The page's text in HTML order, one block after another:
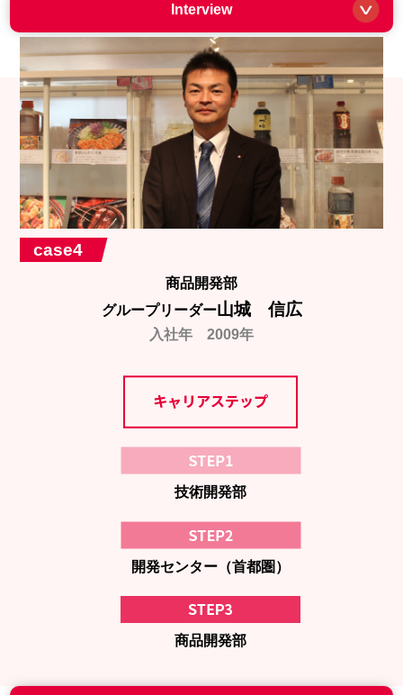
Interview
case4
商品開発部
グループリーダー山城 信広
入社年 2009年
技術開発部
開発センター（首都圏）
商品開発部